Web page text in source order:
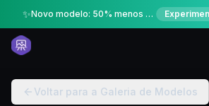
✨ Novo modelo: 50% menos créditos por tempo limitado
Voltar para a Galeria de Modelos